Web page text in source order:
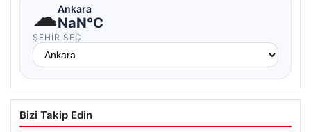
☁Ankara
NaN°C
ŞEHIR SEÇ
Bizi Takip Edin